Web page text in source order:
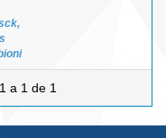
a 1 de 1